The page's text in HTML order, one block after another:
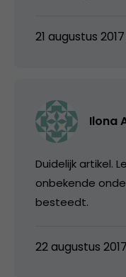
21 augustus
Ilona
Duidelijk artikel.
onbekende
besteedt.
22 augustus